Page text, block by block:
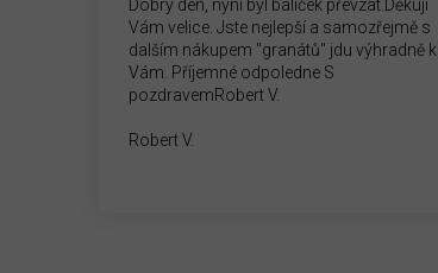
Dobrý den, nyní byl balíček převzat.Děkuji
Vám velice. Jste nejlepší a samozřejmě s
dalším nákupem "granátů" jdu výhradně k
Vám. Příjemné odpoledne S
pozdravemRobert V.
Robert V.